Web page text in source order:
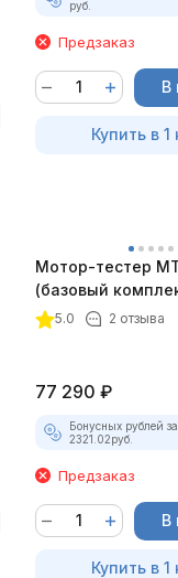
руб.
Предзаказ
В
Купить в 1
Мотор-тестер
(базовый
5.0 2 отзыва
77 290 ₽
Бонусных рублей
2321.02руб.
Предзаказ
В
Купить в 1